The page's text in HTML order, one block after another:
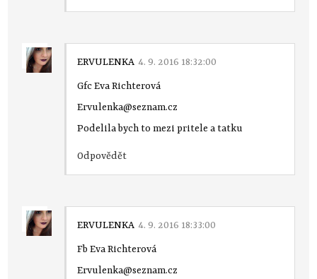
ERVULENKA 4. 9. 2016 18:32:00
Gfc Eva Richterová
Ervulenka@seznam.cz
Podelila bych to mezi pritele a tatku
Odpovědět
ERVULENKA 4. 9. 2016 18:33:00
Fb Eva Richterová
Ervulenka@seznam.cz